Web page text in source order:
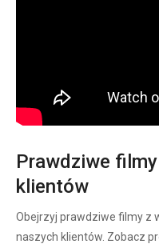
Prawdziwe
klientów
Obejrzyj prawdziwe filmy z
naszych klientów. Zobacz